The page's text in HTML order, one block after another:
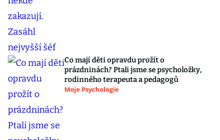
Co mají děti opravdu prožít o
prázdninách? Ptali jsme se psycholožky,
rodinného terapeuta a pedagogů
Moje Psychologie